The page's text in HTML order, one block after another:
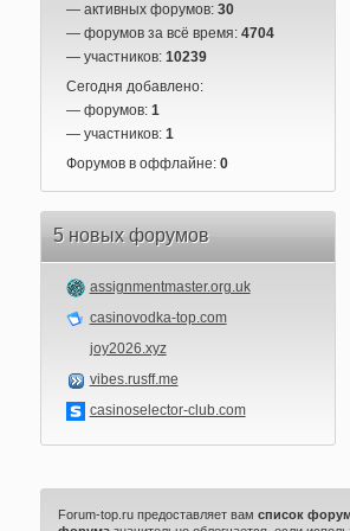
— активных форумов: 30
— форумов за всё время: 4704
— участников: 10239
Сегодня добавлено:
— форумов: 1
— участников: 1
Форумов в оффлайне: 0
5 новых форумов
assignmentmaster.org.uk
casinovodka-top.com
joy2026.xyz
vibes.rusff.me
casinoselector-club.com
Forum-top.ru предоставляет вамсписок